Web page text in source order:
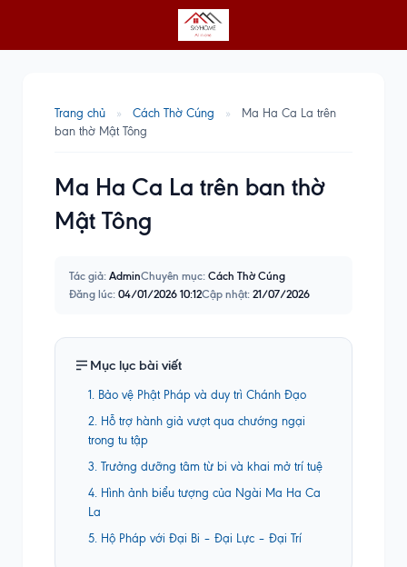
Trang chủ » Cách Thờ Cúng »
Ma Ha Ca La trên
ban thờ Mật Tông
Ma Ha Ca La trên ban thờ
Mật Tông
Tác giả: AdminChuyên mục: Cách Thờ Cúng
Đăng lúc: 04/01/2026 10:12Cập nhật: 21/07/2026
Mục lục bài viết
1. Bảo vệ Phật Pháp và duy trì Chánh Đạo
2. Hỗ trợ hành giả vượt qua chướng ngại
trong tu tập
3. Trưởng dưỡng tâm từ bi và khai mở trí tuệ
4. Hình ảnh biểu tượng của Ngài Ma Ha Ca
La
5. Hộ Pháp với Đại Bi – Đại Lực – Đại Trí